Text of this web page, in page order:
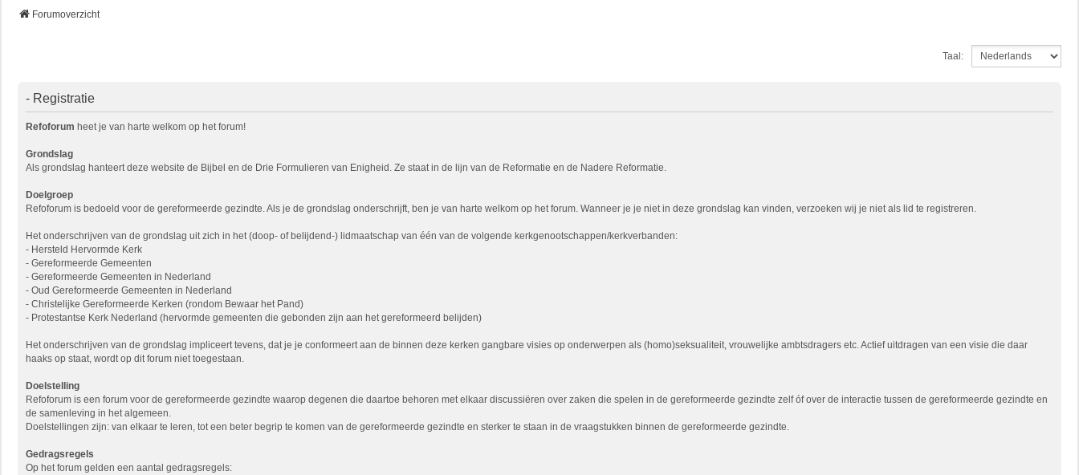
Forumoverzicht
Taal:
- Registratie
Refoforum heet je van harte welkom op het forum!
Grondslag
Als grondslag hanteert deze website de Bijbel en de Drie Formulieren van Enigheid. Ze staat in de lijn van de Reformatie en de Nadere Reformatie.
Doelgroep
Refoforum is bedoeld voor de gereformeerde gezindte. Als je de grondslag onderschrijft, ben je van harte welkom op het forum. Wanneer je je niet in deze grondslag kan vinden, verzoeken wij je niet als lid te registreren.
Het onderschrijven van de grondslag uit zich in het (doop- of belijdend-) lidmaatschap van één van de volgende kerkgenootschappen/kerkverbanden:
- Hersteld Hervormde Kerk
- Gereformeerde Gemeenten
- Gereformeerde Gemeenten in Nederland
- Oud Gereformeerde Gemeenten in Nederland
- Christelijke Gereformeerde Kerken (rondom Bewaar het Pand)
- Protestantse Kerk Nederland (hervormde gemeenten die gebonden zijn aan het gereformeerd belijden)
Het onderschrijven van de grondslag impliceert tevens, dat je je conformeert aan de binnen deze kerken gangbare visies op onderwerpen als (homo)seksualiteit, vrouwelijke ambtsdragers etc. Actief uitdragen van een visie die daar
haaks op staat, wordt op dit forum niet toegestaan.
Doelstelling
Refoforum is een forum voor de gereformeerde gezindte waarop degenen die daartoe behoren met elkaar discussiëren over zaken die spelen in de gereformeerde gezindte zelf óf over de interactie tussen de gereformeerde gezindte en
de samenleving in het algemeen.
Doelstellingen zijn: van elkaar te leren, tot een beter begrip te komen van de gereformeerde gezindte en sterker te staan in de vraagstukken binnen de gereformeerde gezindte.
Gedragsregels
Op het forum gelden een aantal gedragsregels: